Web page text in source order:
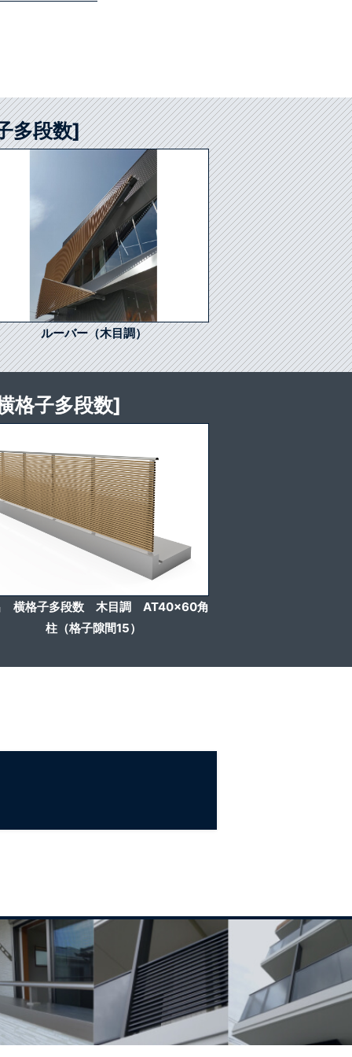
多段数]
ルーバー（木目調）
格子多段数]
横格子多段数 木目調 AT40x60角
柱（格子隙間15）